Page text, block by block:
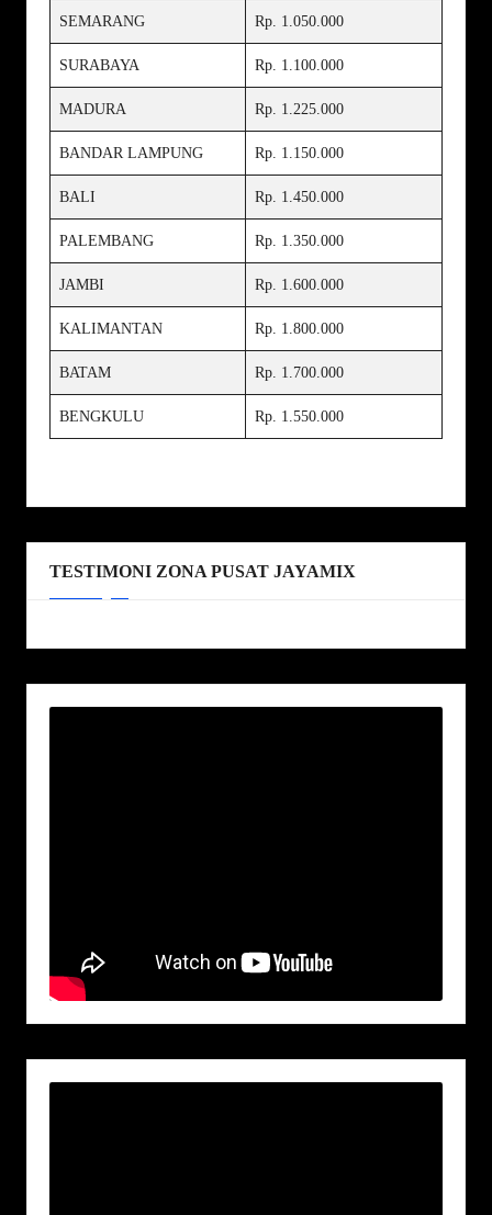
SEMARANG Rp. 1.050.000
SURABAYA Rp. 1.100.000
MADURA Rp. 1.225.000
BANDAR LAMPUNG Rp. 1.150.000
BALI Rp. 1.450.000
PALEMBANG Rp. 1.350.000
JAMBI Rp. 1.600.000
KALIMANTAN Rp. 1.800.000
BATAM Rp. 1.700.000
BENGKULU Rp. 1.550.000
TESTIMONI ZONA PUSAT JAYAMIX